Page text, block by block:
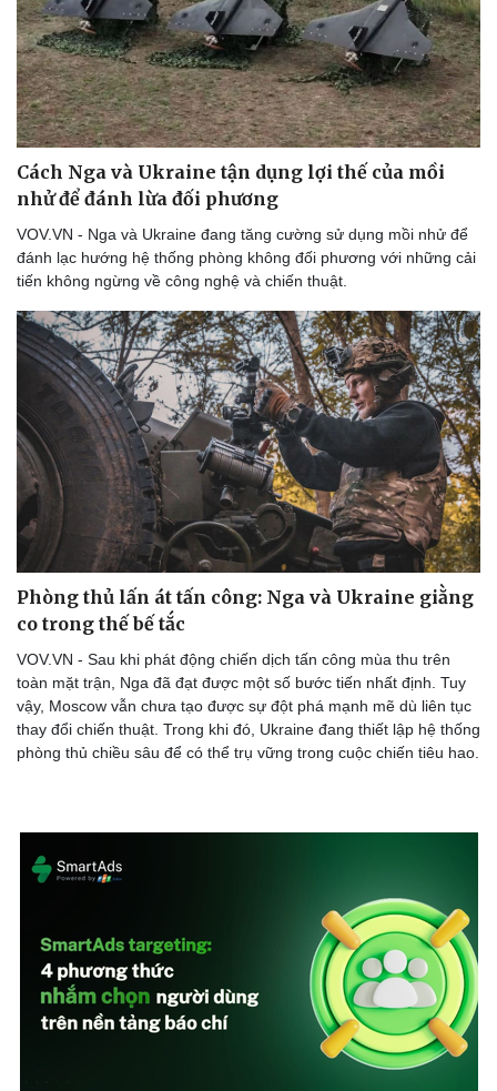
Cách Nga và Ukraine tận dụng lợi thế của mồi
nhử để đánh lừa đối phương
VOV.VN - Nga và Ukraine đang tăng cường sử dụng mồi nhử để
đánh lạc hướng hệ thống phòng không đối phương với những cải
tiến không ngừng về công nghệ và chiến thuật.
Phòng thủ lấn át tấn công: Nga và Ukraine giằng
co trong thế bế tắc
VOV.VN - Sau khi phát động chiến dịch tấn công mùa thu trên
toàn mặt trận, Nga đã đạt được một số bước tiến nhất định. Tuy
vậy, Moscow vẫn chưa tạo được sự đột phá mạnh mẽ dù liên tục
thay đổi chiến thuật. Trong khi đó, Ukraine đang thiết lập hệ thống
phòng thủ chiều sâu để có thể trụ vững trong cuộc chiến tiêu hao.